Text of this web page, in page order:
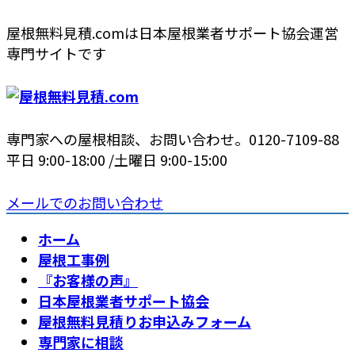
コ
ン
テ
ン
ツ
ス
キ
プ
ナ
ビ
ゲ
ー
シ
ン
に
動
屋根無料見積.comは日本屋根業者サポート協会運営
専門サイトです
専門家への屋根相談、お問い合わせ。 0120-7109-88
平日 9:00-18:00 /土曜日 9:00-15:00
メールでのお問い合わせ
ホーム
屋根工事例
『お客様の声』
日本屋根業者サポート協会
屋根無料見積りお申込みフォーム
専門家に相談